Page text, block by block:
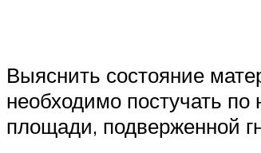
Выяснить состояние
необходимо постучать
площади, подверженной